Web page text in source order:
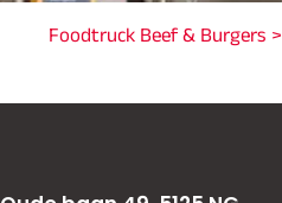
Foodtruck Beef & Burgers >